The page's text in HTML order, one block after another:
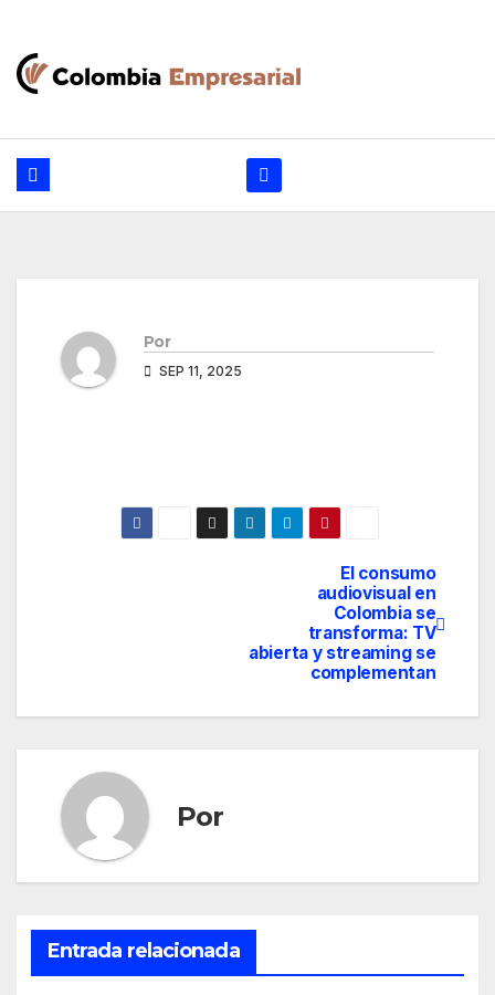
contenido
Por
SEP 11, 2025
El consumo
audiovisual en
Colombia se
transforma: TV
abierta y streaming se
complementan
Por
Entrada relacionada